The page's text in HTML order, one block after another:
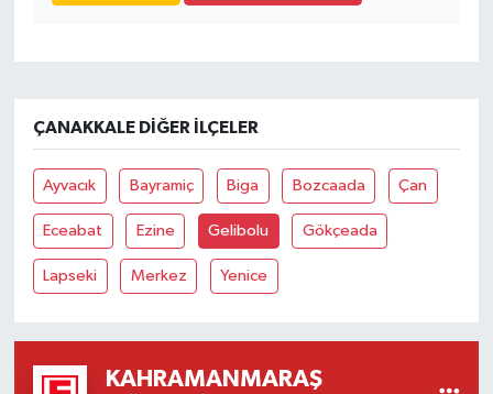
ÇANAKKALE DIĞER İLÇELER
Ayvacık Bayramiç Biga Bozcaada Çan
Eceabat Ezine Gelibolu Gökçeada
Lapseki Merkez Yenice
KAHRAMANMARAŞ